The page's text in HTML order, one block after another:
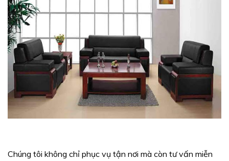
Chúng tôi không chỉ phục vụ tận nơi mà còn tư vấn miễn